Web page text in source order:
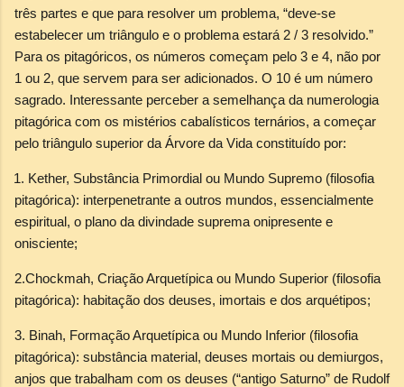
três partes e que para resolver um problema, “deve-se
estabelecer um triângulo e o problema estará 2 / 3 resolvido.”
Para os pitagóricos, os números começam pelo 3 e 4, não por
1 ou 2, que servem para ser adicionados. O 10 é um número
sagrado. Interessante perceber a semelhança da numerologia
pitagórica com os mistérios cabalísticos ternários, a começar
pelo triângulo superior da Árvore da Vida constituído por:
1. Kether, Substância Primordial ou Mundo Supremo (filosofia
pitagórica): interpenetrante a outros mundos, essencialmente
espiritual, o plano da divindade suprema onipresente e
onisciente;
2.Chockmah, Criação Arquetípica ou Mundo Superior (filosofia
pitagórica): habitação dos deuses, imortais e dos arquétipos;
3. Binah, Formação Arquetípica ou Mundo Inferior (filosofia
pitagórica): substância material, deuses mortais ou demiurgos,
anjos que trabalham com os deuses (“antigo Saturno” de Rudolf